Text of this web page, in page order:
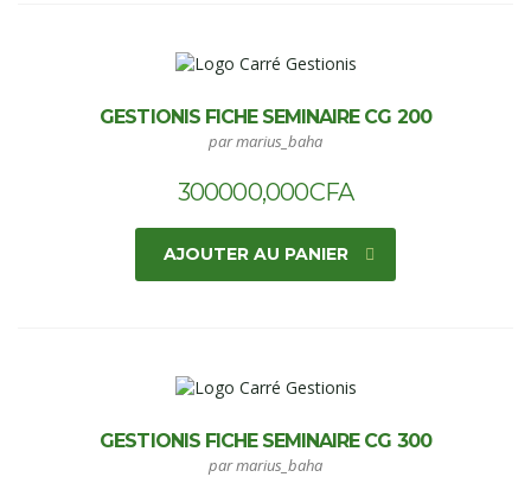
GESTIONIS FICHE SEMINAIRE CG 200
par marius_baha
300000,000CFA
AJOUTER AU PANIER
GESTIONIS FICHE SEMINAIRE CG 300
par marius_baha